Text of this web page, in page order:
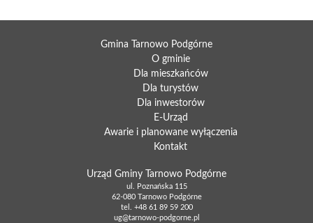
Gmina Tarnowo Podgórne
O gminie
Dla mieszkańców
Dla turystów
Dla inwestorów
E-Urząd
Awarie i planowane wyłączenia
Kontakt
Urząd Gminy Tarnowo Podgórne
ul. Poznańska 115
62-080 Tarnowo Podgórne
tel. +48 61 89 59 200
ug@tarnowo-podgorne.pl